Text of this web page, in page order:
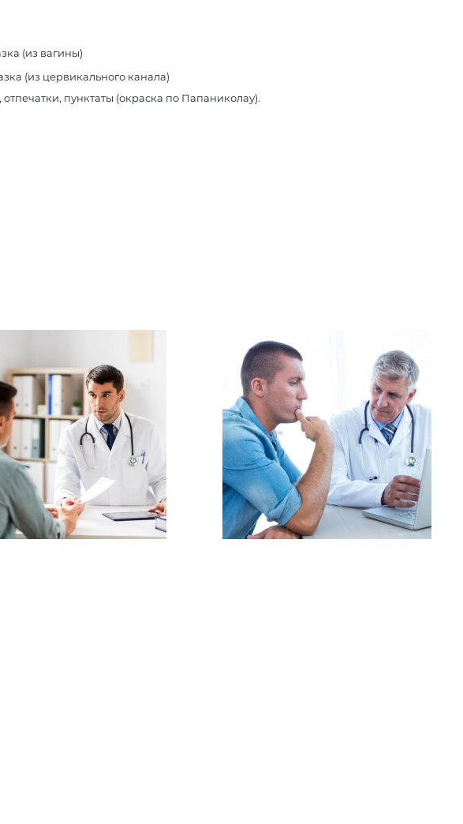
(из вагины)
(из цервикального канала)
пунктаты (окраска по Папаниколау).